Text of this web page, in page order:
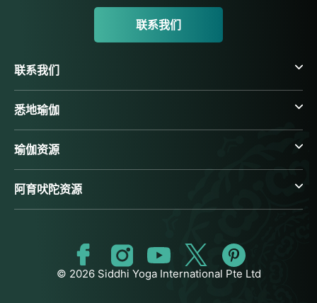
联系我们
联系我们
悉地瑜伽
瑜伽资源
阿育吠陀资源
© 2026 Siddhi Yoga International Pte Ltd